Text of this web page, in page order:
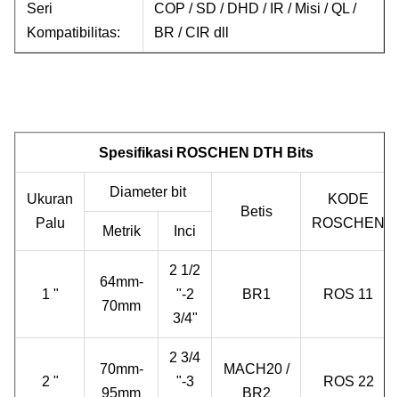
Seri
Kompatibilitas:
COP / SD / DHD / IR / Misi / QL /
BR / CIR dll
Spesifikasi ROSCHEN DTH Bits
Ukuran
Palu
Diameter bit
Betis
KODE
ROSCHEN
Metrik Inci
1 "
64mm-
70mm
2 1/2
"-2
3/4"
BR1 ROS 11
2 "
70mm-
95mm
2 3/4
"-3
MACH20 /
BR2
ROS 22